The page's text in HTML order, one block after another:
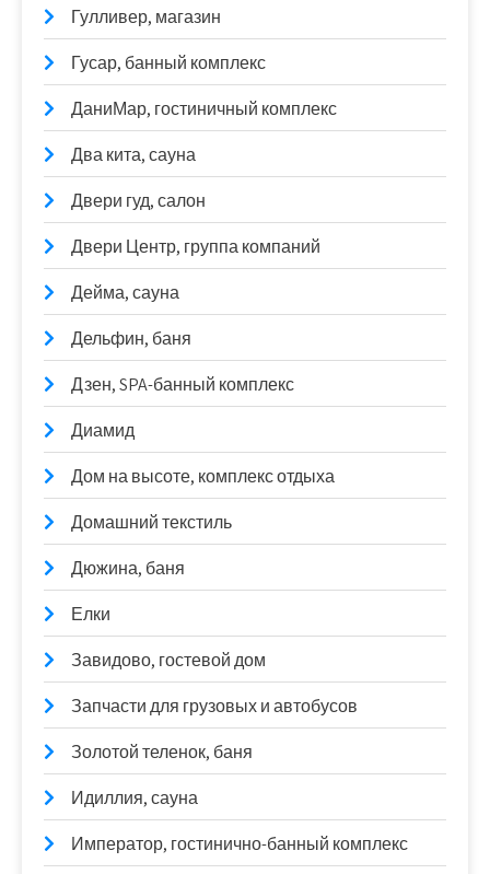
Гулливер, магазин
Гусар, банный комплекс
ДаниМар, гостиничный комплекс
Два кита, сауна
Двери гуд, салон
Двери Центр, группа компаний
Дейма, сауна
Дельфин, баня
Дзен, SPA-банный комплекс
Диамид
Дом на высоте, комплекс отдыха
Домашний текстиль
Дюжина, баня
Елки
Завидово, гостевой дом
Запчасти для грузовых и автобусов
Золотой теленок, баня
Идиллия, сауна
Император, гостинично-банный комплекс